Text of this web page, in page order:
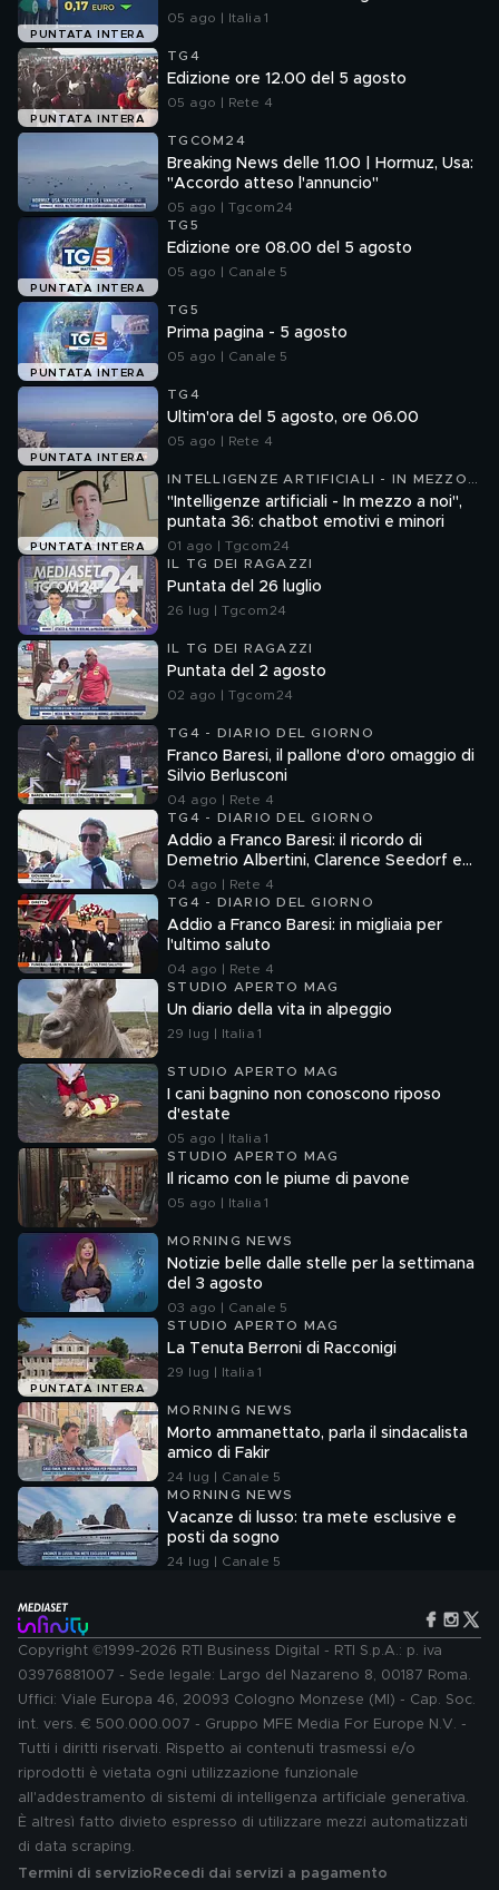
PUNTATA INTERA
05 ago | Italia 1
PUNTATA INTERA
TG4
Edizione ore 12.00 del 5 agosto
05 ago | Rete 4
TGCOM24
Breaking News delle 11.00 | Hormuz, Usa:
"Accordo atteso l'annuncio"
05 ago | Tgcom24
PUNTATA INTERA
TG5
Edizione ore 08.00 del 5 agosto
05 ago | Canale 5
PUNTATA INTERA
TG5
Prima pagina - 5 agosto
05 ago | Canale 5
PUNTATA INTERA
TG4
Ultim'ora del 5 agosto, ore 06.00
05 ago | Rete 4
PUNTATA INTERA
INTELLIGENZE ARTIFICIALI - IN MEZZO
A NOI
"Intelligenze artificiali - In mezzo a noi",
puntata 36: chatbot emotivi e minori
01 ago | Tgcom24
IL TG DEI RAGAZZI
Puntata del 26 luglio
26 lug | Tgcom24
IL TG DEI RAGAZZI
Puntata del 2 agosto
02 ago | Tgcom24
TG4 - DIARIO DEL GIORNO
Franco Baresi, il pallone d'oro omaggio di
Silvio Berlusconi
04 ago | Rete 4
TG4 - DIARIO DEL GIORNO
Addio a Franco Baresi: il ricordo di
Demetrio Albertini, Clarence Seedorf e
Giovanni Galli
04 ago | Rete 4
TG4 - DIARIO DEL GIORNO
Addio a Franco Baresi: in migliaia per
l'ultimo saluto
04 ago | Rete 4
STUDIO APERTO MAG
Un diario della vita in alpeggio
29 lug | Italia 1
STUDIO APERTO MAG
I cani bagnino non conoscono riposo
d'estate
05 ago | Italia 1
STUDIO APERTO MAG
Il ricamo con le piume di pavone
05 ago | Italia 1
MORNING NEWS
Notizie belle dalle stelle per la settimana
del 3 agosto
03 ago | Canale 5
PUNTATA INTERA
STUDIO APERTO MAG
La Tenuta Berroni di Racconigi
29 lug | Italia 1
MORNING NEWS
Morto ammanettato, parla il sindacalista
amico di Fakir
24 lug | Canale 5
MORNING NEWS
Vacanze di lusso: tra mete esclusive e
posti da sogno
24 lug | Canale 5
Copyright ©1999-2026 RTI Business Digital - RTI S.p.A.: p. iva
03976881007 - Sede legale: Largo del Nazareno 8, 00187 Roma.
Uffici: Viale Europa 46, 20093 Cologno Monzese (MI) - Cap. Soc.
int. vers. € 500.000.007 - Gruppo MFE Media For Europe N.V. -
Tutti i diritti riservati. Rispetto ai contenuti trasmessi e/o
riprodotti è vietata ogni utilizzazione funzionale
all'addestramento di sistemi di intelligenza artificiale generativa.
È altresì fatto divieto espresso di utilizzare mezzi automatizzati
di data scraping.
Termini di servizio Recedi dai servizi a pagamento